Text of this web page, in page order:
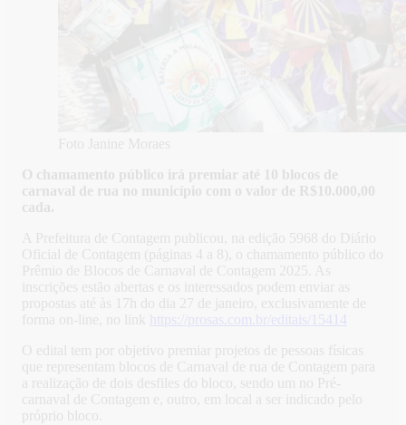
Foto Janine Moraes
O chamamento público irá premiar até 10 blocos de
carnaval de rua no município com o valor de R$10.000,00
cada.
A Prefeitura de Contagem publicou, na edição 5968 do Diário
Oficial de Contagem (páginas 4 a 8), o chamamento público do
Prêmio de Blocos de Carnaval de Contagem 2025. As
inscrições estão abertas e os interessados podem enviar as
propostas até às 17h do dia 27 de janeiro, exclusivamente de
forma on-line, no link
https://prosas.com.br/editais/15414
O edital tem por objetivo premiar projetos de pessoas físicas
que representam blocos de Carnaval de rua de Contagem para
a realização de dois desfiles do bloco, sendo um no Pré-
carnaval de Contagem e, outro, em local a ser indicado pelo
próprio bloco.